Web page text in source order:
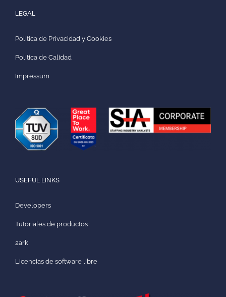
LEGAL
Politica de Privacidad y Cookies
Politica de Calidad
Impressum
USEFUL LINKS
Developers
Tutoriales de productos
2ark
Licencias de software libre